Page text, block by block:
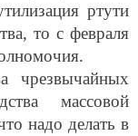
ртути
то с февраля
чрезвычайных
массовой
надо делать в